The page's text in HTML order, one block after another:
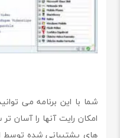
شما با این برنامه می
امکان رایت آنها را آسان
های پشتیبانی شده توسط